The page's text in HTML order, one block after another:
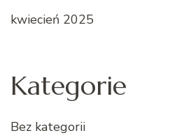
kwiecień 2025
Kategorie
Bez kategorii